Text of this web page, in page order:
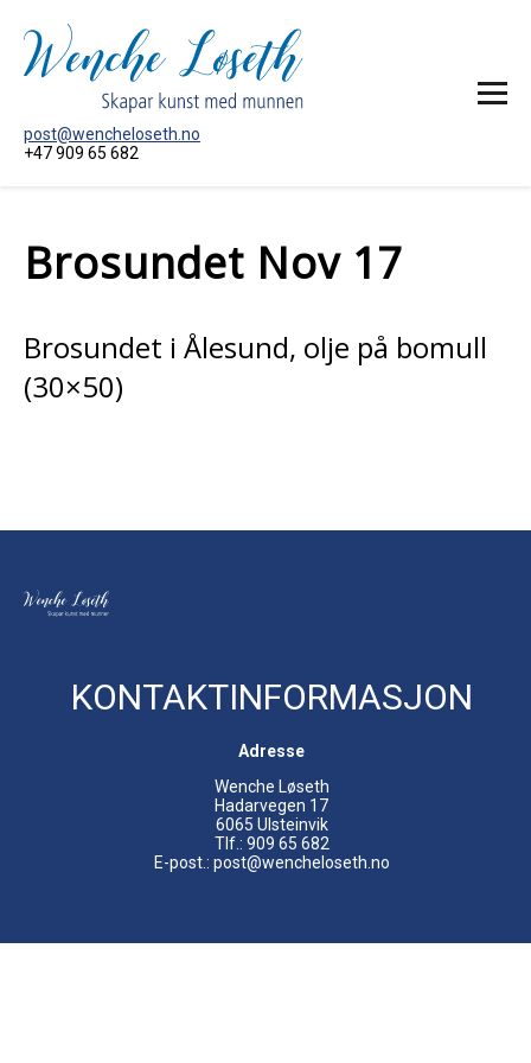
post@wencheloseth.no
+47 909 65 682
MÅLERI
OM KUNSTNAREN
Brosundet Nov 17
Brosundet i Ålesund, olje på bomull
(30×50)
KONTAKTINFORMASJON
Adresse
Wenche Løseth
Hadarvegen 17
6065 Ulsteinvik
Tlf.: 909 65 682
E-post.: post@wencheloseth.no